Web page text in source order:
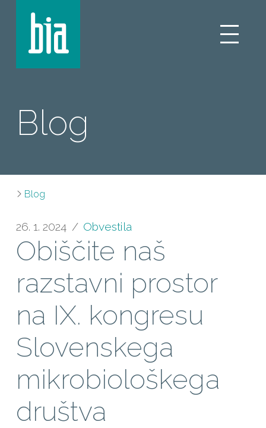
Blog
Blog
26. 1. 2024 Obvestila
Obiščite naš
razstavni prostor
na IX. kongresu
Slovenskega
mikrobiološkega
društva